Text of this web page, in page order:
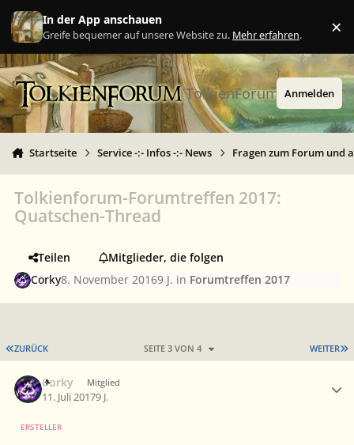
Zu Inhalt springen
In der App anschauen
Greife bequemer auf unsere Website zu. Mehr erfahren. ×
TolkienForum Anmelden
Startseite Service -:- Infos -:- News Fragen zum Forum und
Tolkienforum-Forumtreffen 2017:
Quatschen-Thread
Teilen
Mitglieder, die folgen
Corky8. November 20169 J. in Forumtreffen 2017
ERSTE SEITE
ZURÜCK WEITER
SEITE 3 VON 4
Corky Mitglied
11. Juli 20179 J.
ERSTELLER